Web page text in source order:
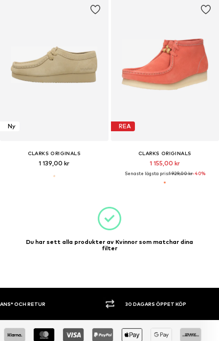
Ny
CLARKS ORIGINALS
1 139,00 kr
REA
CLARKS ORIGINALS
1 155,00 kr
Senaste lägsta pris:1 929,00 kr-40%
Du har sett alla produkter av Kvinnor som matchar dina
filter
30 DAGARS ÖPPET KÖP SHOPPA NU.